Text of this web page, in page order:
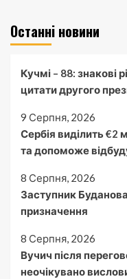
Останні новини
Кучмі – 88: знакові
цитати другого
9 Серпня, 2026
Сербія виділить €2
та допоможе
8 Серпня, 2026
Заступник
призначення
8 Серпня, 2026
Вучич після
неочікувано